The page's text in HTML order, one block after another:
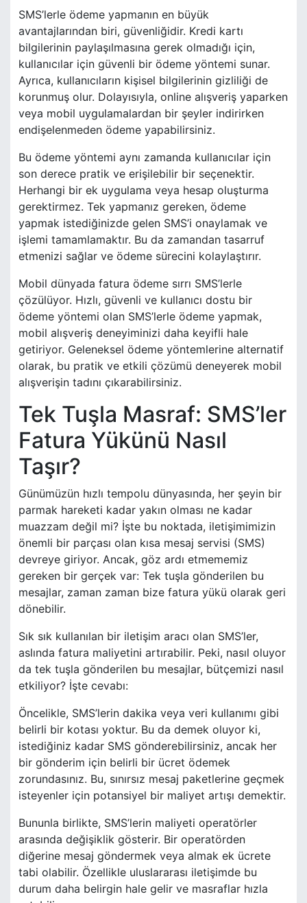
SMS’lerle ödeme yapmanın en büyük
avantajlarından biri, güvenliğidir. Kredi kartı
bilgilerinin paylaşılmasına gerek olmadığı için,
kullanıcılar için güvenli bir ödeme yöntemi sunar.
Ayrıca, kullanıcıların kişisel bilgilerinin gizliliği de
korunmuş olur. Dolayısıyla, online alışveriş yaparken
veya mobil uygulamalardan bir şeyler indirirken
endişelenmeden ödeme yapabilirsiniz.
Bu ödeme yöntemi aynı zamanda kullanıcılar için
son derece pratik ve erişilebilir bir seçenektir.
Herhangi bir ek uygulama veya hesap oluşturma
gerektirmez. Tek yapmanız gereken, ödeme
yapmak istediğinizde gelen SMS’i onaylamak ve
işlemi tamamlamaktır. Bu da zamandan tasarruf
etmenizi sağlar ve ödeme sürecini kolaylaştırır.
Mobil dünyada fatura ödeme sırrı SMS’lerle
çözülüyor. Hızlı, güvenli ve kullanıcı dostu bir
ödeme yöntemi olan SMS’lerle ödeme yapmak,
mobil alışveriş deneyiminizi daha keyifli hale
getiriyor. Geleneksel ödeme yöntemlerine alternatif
olarak, bu pratik ve etkili çözümü deneyerek mobil
alışverişin tadını çıkarabilirsiniz.
Tek Tuşla Masraf: SMS’ler
Fatura Yükünü Nasıl
Taşır?
Günümüzün hızlı tempolu dünyasında, her şeyin bir
parmak hareketi kadar yakın olması ne kadar
muazzam değil mi? İşte bu noktada, iletişimimizin
önemli bir parçası olan kısa mesaj servisi (SMS)
devreye giriyor. Ancak, göz ardı etmememiz
gereken bir gerçek var: Tek tuşla gönderilen bu
mesajlar, zaman zaman bize fatura yükü olarak geri
dönebilir.
Sık sık kullanılan bir iletişim aracı olan SMS’ler,
aslında fatura maliyetini artırabilir. Peki, nasıl oluyor
da tek tuşla gönderilen bu mesajlar, bütçemizi nasıl
etkiliyor? İşte cevabı:
Öncelikle, SMS’lerin dakika veya veri kullanımı gibi
belirli bir kotası yoktur. Bu da demek oluyor ki,
istediğiniz kadar SMS gönderebilirsiniz, ancak her
bir gönderim için belirli bir ücret ödemek
zorundasınız. Bu, sınırsız mesaj paketlerine geçmek
isteyenler için potansiyel bir maliyet artışı demektir.
Bununla birlikte, SMS’lerin maliyeti operatörler
arasında değişiklik gösterir. Bir operatörden
diğerine mesaj göndermek veya almak ek ücrete
tabi olabilir. Özellikle uluslararası iletişimde bu
durum daha belirgin hale gelir ve masraflar hızla